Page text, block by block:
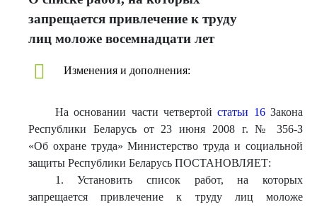
запрещается привлечение к труду
лиц моложе восемнадцати лет
Изменения и дополнения:
На основании части четвертойстатьи 16Закона
Республики Беларусь от 23 июня 2008 г. № 356-З
«Об охране труда» Министерство труда и социальной
защиты Республики Беларусь ПОСТАНОВЛЯЕТ:
1. Установить список работ, на которых
запрещается привлечение к труду лиц моложе